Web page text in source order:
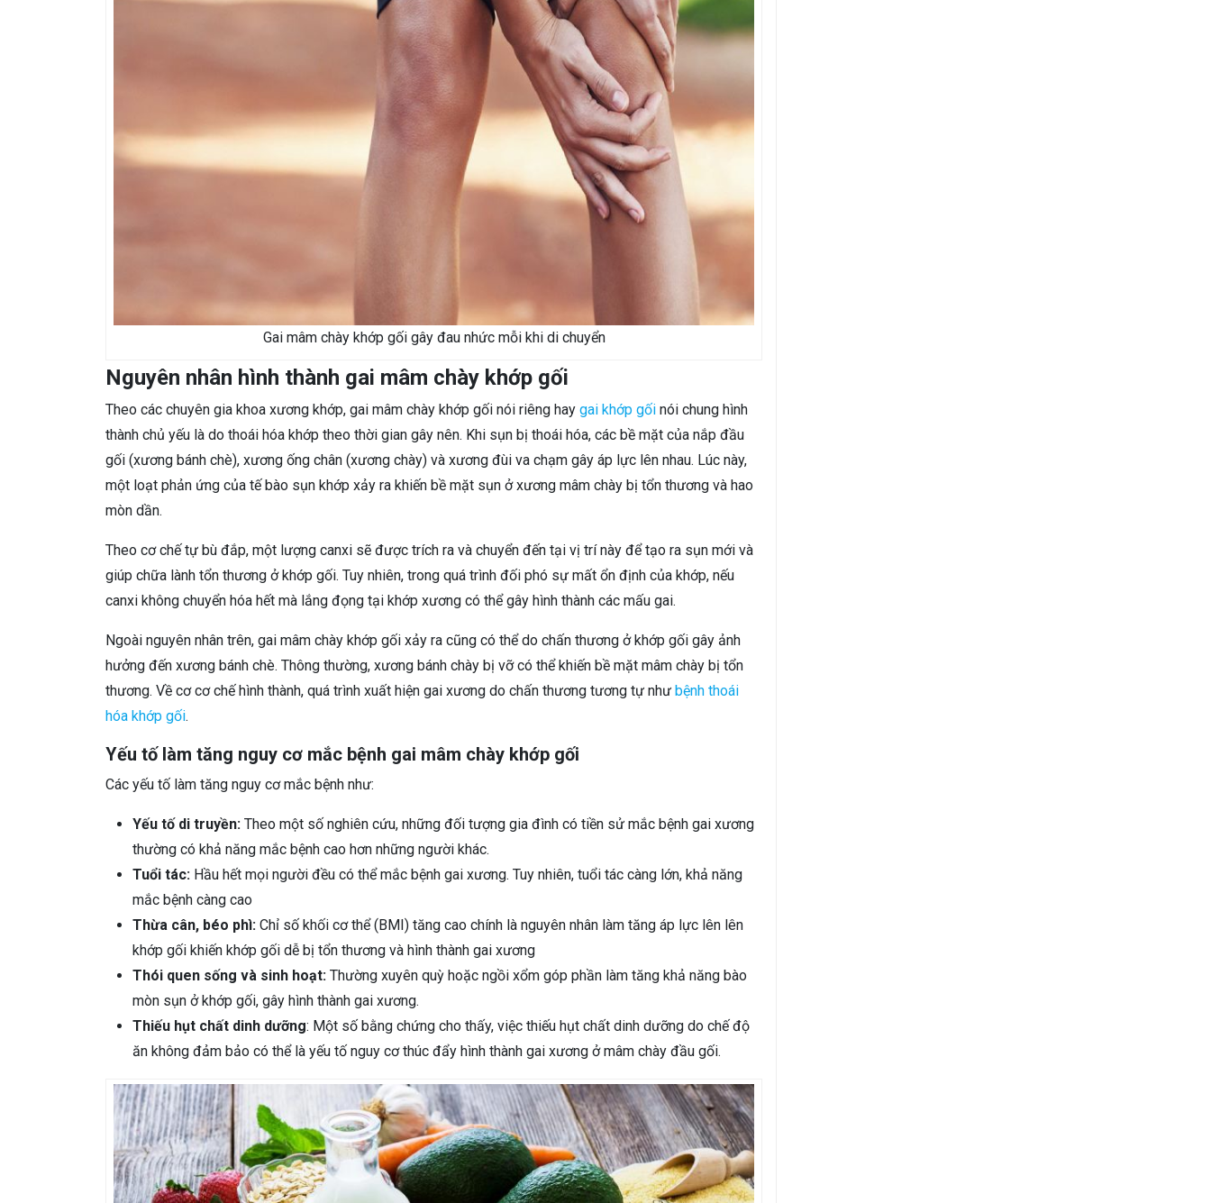
Gai mâm chày khớp gối gây đau nhức mỗi khi di chuyển
Nguyên nhân hình thành gai mâm chày khớp gối
Theo các chuyên gia khoa xương khớp, gai mâm chày khớp gối nói riêng hay gai khớp gối nói chung hình
thành chủ yếu là do thoái hóa khớp theo thời gian gây nên. Khi sụn bị thoái hóa, các bề mặt của nắp đầu
gối (xương bánh chè), xương ống chân (xương chày) và xương đùi va chạm gây áp lực lên nhau. Lúc này,
một loạt phản ứng của tế bào sụn khớp xảy ra khiến bề mặt sụn ở xương mâm chày bị tổn thương và hao
mòn dần.
Theo cơ chế tự bù đắp, một lượng canxi sẽ được trích ra và chuyển đến tại vị trí này để tạo ra sụn mới và
giúp chữa lành tổn thương ở khớp gối. Tuy nhiên, trong quá trình đối phó sự mất ổn định của khớp, nếu
canxi không chuyển hóa hết mà lắng đọng tại khớp xương có thể gây hình thành các mấu gai.
Ngoài nguyên nhân trên, gai mâm chày khớp gối xảy ra cũng có thể do chấn thương ở khớp gối gây ảnh
hưởng đến xương bánh chè. Thông thường, xương bánh chày bị vỡ có thể khiến bề mặt mâm chày bị tổn
thương. Về cơ cơ chế hình thành, quá trình xuất hiện gai xương do chấn thương tương tự như bệnh thoái
hóa khớp gối.
Yếu tố làm tăng nguy cơ mắc bệnh gai mâm chày khớp gối
Các yếu tố làm tăng nguy cơ mắc bệnh như:
Yếu tố di truyền: Theo một số nghiên cứu, những đối tượng gia đình có tiền sử mắc bệnh gai xương
thường có khả năng mắc bệnh cao hơn những người khác.
Tuổi tác: Hầu hết mọi người đều có thể mắc bệnh gai xương. Tuy nhiên, tuổi tác càng lớn, khả năng
mắc bệnh càng cao
Thừa cân, béo phì: Chỉ số khối cơ thể (BMI) tăng cao chính là nguyên nhân làm tăng áp lực lên lên
khớp gối khiến khớp gối dễ bị tổn thương và hình thành gai xương
Thói quen sống và sinh hoạt: Thường xuyên quỳ hoặc ngồi xổm góp phần làm tăng khả năng bào
mòn sụn ở khớp gối, gây hình thành gai xương.
Thiếu hụt chất dinh dưỡng: Một số bằng chứng cho thấy, việc thiếu hụt chất dinh dưỡng do chế độ
ăn không đảm bảo có thể là yếu tố nguy cơ thúc đẩy hình thành gai xương ở mâm chày đầu gối.